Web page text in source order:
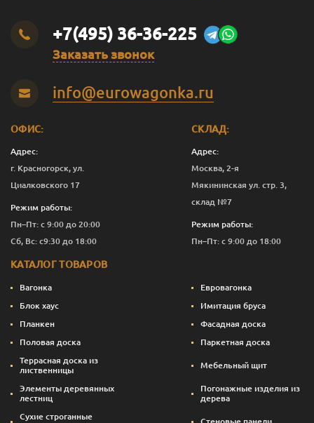
+7(495) 36-36-225
Заказать звонок
info@eurowagonka.ru
ОФИС:
Адрес:
г. Красногорск, ул.
Циалковского 17
Режим работы:
Пн–Пт: с 9:00 до 20:00
Сб, Вс: с9:30 до 18:00
СКЛАД:
Адрес:
Москва, 2-я
Мякининская ул. стр. 3,
склад №7
Режим работы:
Пн–Пт: с 9:00 до 18:00
КАТАЛОГ ТОВАРОВ
Вагонка
Евровагонка
Блок хаус
Имитация бруса
Планкен
Фасадная доска
Половая доска
Паркетная доска
Террасная доска из
лиственницы
Мебельный щит
Элементы деревянных
лестниц
Погонажные изделия из
дерева
Сухие строганные